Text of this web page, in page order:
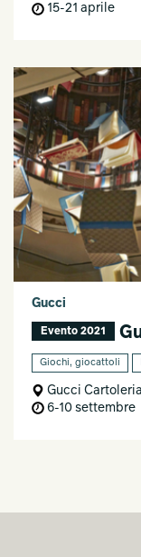
15-21 aprile
Gucci
Evento 2021
Giochi, giocattoli
Gucci
6-10 settembre